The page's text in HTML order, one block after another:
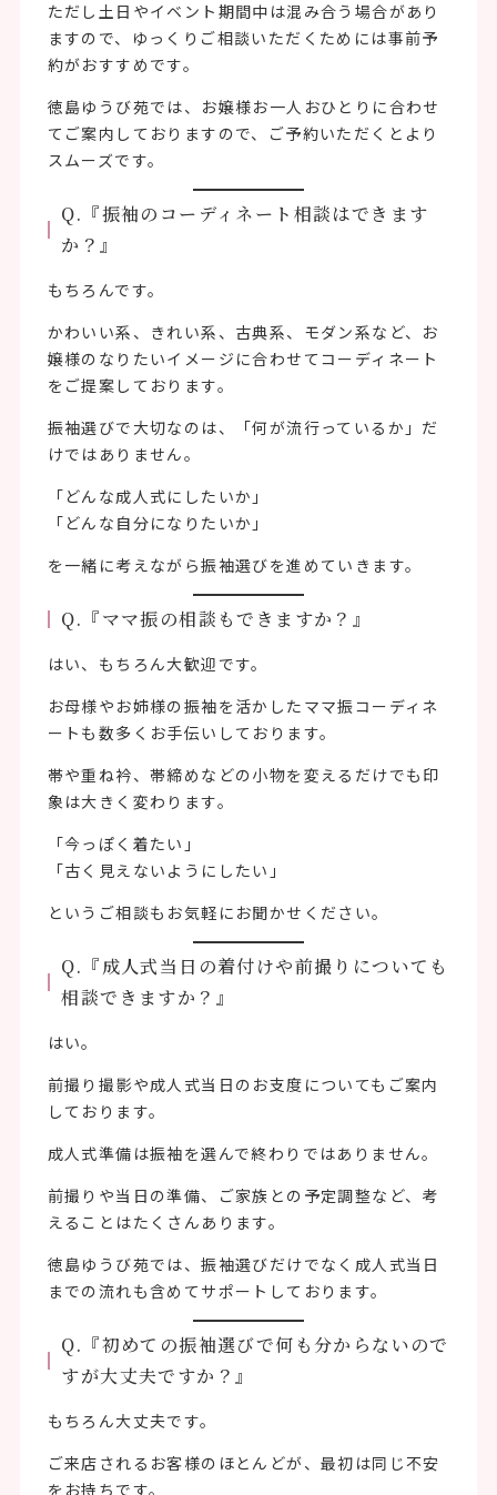
ただし土日やイベント期間中は混み合う場合があり
ますので、ゆっくりご相談いただくためには事前予
約がおすすめです。
徳島ゆうび苑では、お嬢様お一人おひとりに合わせ
てご案内しておりますので、ご予約いただくとより
スムーズです。
Q.『振袖のコーディネート相談はできます
か？』
もちろんです。
かわいい系、きれい系、古典系、モダン系など、お
嬢様のなりたいイメージに合わせてコーディネート
をご提案しております。
振袖選びで大切なのは、「何が流行っているか」だ
けではありません。
「どんな成人式にしたいか」
「どんな自分になりたいか」
を一緒に考えながら振袖選びを進めていきます。
Q.『ママ振の相談もできますか？』
はい、もちろん大歓迎です。
お母様やお姉様の振袖を活かしたママ振コーディネ
ートも数多くお手伝いしております。
帯や重ね衿、帯締めなどの小物を変えるだけでも印
象は大きく変わります。
「今っぽく着たい」
「古く見えないようにしたい」
というご相談もお気軽にお聞かせください。
Q.『成人式当日の着付けや前撮りについても
相談できますか？』
はい。
前撮り撮影や成人式当日のお支度についてもご案内
しております。
成人式準備は振袖を選んで終わりではありません。
前撮りや当日の準備、ご家族との予定調整など、考
えることはたくさんあります。
徳島ゆうび苑では、振袖選びだけでなく成人式当日
までの流れも含めてサポートしております。
Q.『初めての振袖選びで何も分からないので
すが大丈夫ですか？』
もちろん大丈夫です。
ご来店されるお客様のほとんどが、最初は同じ不安
をお持ちです。